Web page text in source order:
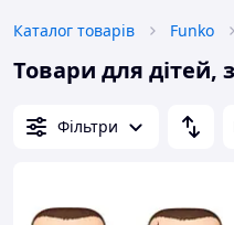
Каталог товарів Funko
Товари для дітей,
Фільтри